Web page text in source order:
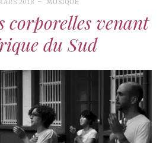
2018 MUSIQUE
corporelles venant
du Sud